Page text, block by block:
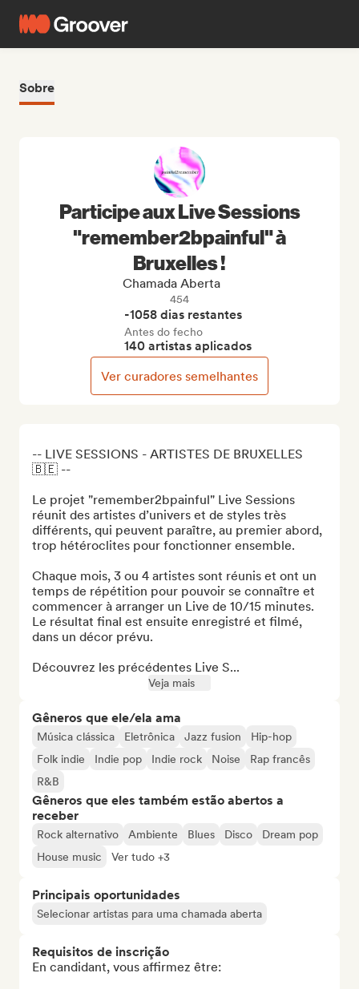
Sobre
-- LIVE SESSIONS - ARTISTES DE BRUXELLES
🇧🇪 --
Le projet "remember2bpainful" Live Sessions
réunit des artistes d’univers et de styles très
différents, qui peuvent paraître, au premier abord,
trop hétéroclites pour fonctionner ensemble.
Chaque mois, 3 ou 4 artistes sont réunis et ont un
temps de répétition pour pouvoir se connaître et
commencer à arranger un Live de 10/15 minutes.
Le résultat final est ensuite enregistré et filmé,
dans un décor prévu.
Découvrez les précédentes Live S...
Veja mais
Gêneros que ele/ela ama
Música clássica Eletrônica Jazz fusion
Hip-hop
Folk indie
Indie pop Indie rock Noise
Rap francês
R&B
Gêneros que eles também estão abertos a
receber
Rock alternativo Ambiente Blues Disco
Dream pop
House music
Ver tudo +3
Principais oportunidades
Selecionar artistas para uma chamada aberta
Requisitos de inscrição
En candidant, vous affirmez être:
Participe aux Live Sessions
"remember2bpainful" à
Bruxelles !
Chamada Aberta
454
-1058 dias restantes
Antes do fecho
140 artistas aplicados
Ver curadores semelhantes